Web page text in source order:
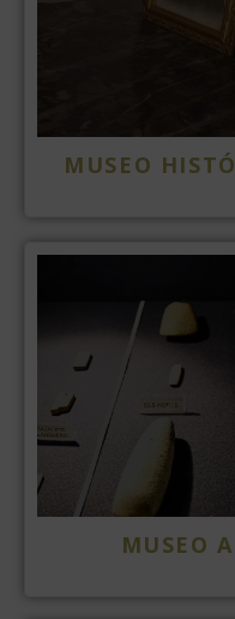
MUSEO
MUSEO